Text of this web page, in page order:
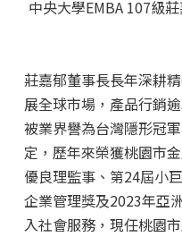
中央大學EMBA 107級
莊嘉郁董事長長年深耕
展全球市場，產品行銷
被業界譽為台灣隱形冠
定，歷年來榮獲桃園市
優良理監事、第24屆小
企業管理獎及2023年亞
入社會服務，現任桃園